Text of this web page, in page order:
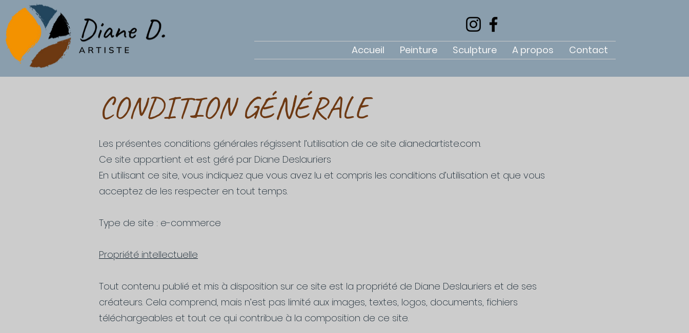
Accueil Peinture Sculpture A propos Contact
CONDITION GÉNÉRALE
Les présentes conditions générales régissent l’utilisation de ce site dianedartiste.com.
Ce site appartient et est géré par Diane Deslauriers
En utilisant ce site, vous indiquez que vous avez lu et compris les conditions d’utilisation et que vous
acceptez de les respecter en tout temps.
Type de site : e-commerce
Propriété intellectuelle
Tout contenu publié et mis à disposition sur ce site est la propriété de Diane Deslauriers et de ses
créateurs. Cela comprend, mais n’est pas limité aux images, textes, logos, documents, fichiers
téléchargeables et tout ce qui contribue à la composition de ce site.